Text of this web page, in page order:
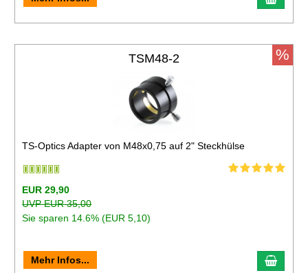
TSM48-2
TS-Optics Adapter von M48x0,75 auf 2" Steckhülse
EUR 29,90
UVP EUR 35,00
Sie sparen 14.6% (EUR 5,10)
Mehr Infos...
%